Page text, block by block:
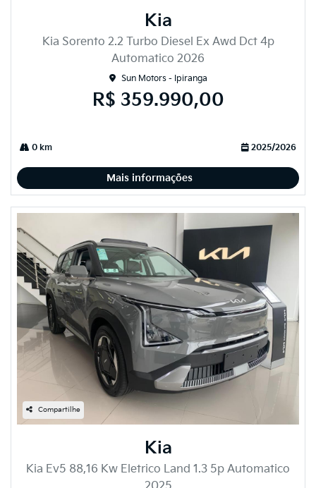
Kia
Kia Sorento 2.2 Turbo Diesel Ex Awd Dct 4p
Automatico 2026
Sun Motors - Ipiranga
R$ 359.990,00
0 km 2025/2026
Mais informações
Compartilhe
Kia
Kia Ev5 88,16 Kw Eletrico Land 1.3 5p Automatico